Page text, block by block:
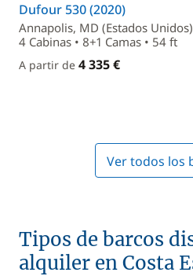
Dufour 530 (2020)
Annapolis, MD (Estados Unidos)
4 Cabinas • 8+1 Camas • 54 ft
A partir de 4 335 €
Ver todos los
Tipos de barcos
alquiler en Costa